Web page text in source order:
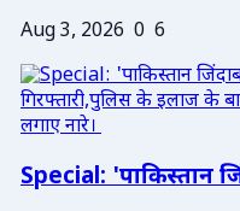
Aug 3, 2026 0 6
Special: 'पाकिस्तान